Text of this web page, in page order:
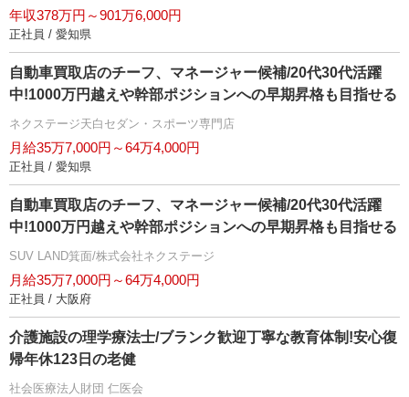
年収378万円～901万6,000円
正社員 / 愛知県
自動車買取店のチーフ、マネージャー候補/20代30代活躍
中!1000万円越えや幹部ポジションへの早期昇格も目指せる
ネクステージ天白セダン・スポーツ専門店
月給35万7,000円～64万4,000円
正社員 / 愛知県
自動車買取店のチーフ、マネージャー候補/20代30代活躍
中!1000万円越えや幹部ポジションへの早期昇格も目指せる
SUV LAND箕面/株式会社ネクステージ
月給35万7,000円～64万4,000円
正社員 / 大阪府
介護施設の理学療法士/ブランク歓迎丁寧な教育体制!安心復
帰年休123日の老健
社会医療法人財団 仁医会